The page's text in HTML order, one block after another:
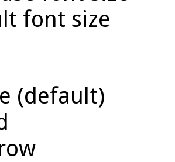
font size
(default)